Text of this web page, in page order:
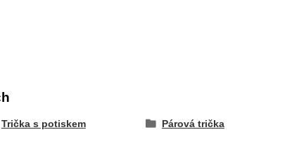
Trička s potiskem Párová trička